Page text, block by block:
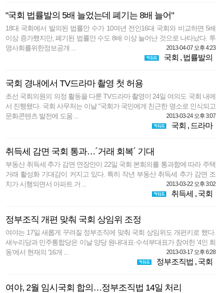
"국회 법률발의 5배 늘었는데 폐기는 8배 늘어"
18대 국회에서 발의된 법률안 수가 10여년 전인16대 국회와 비교하면 5배
이상 증가했지만, 폐기된 법률안 수도 8배 이상 늘어난 것으로 나타났다. 투
명사회를위한정보공개 ...
2013-04-07 오후 4:23
국회 , 법률발의
국회 경내에서 TV드라마 촬영 첫 허용
초선 국회의원의 의정 활동을 다룬 TV드라마 촬영이 24일 여의도 국회 내에
서 진행됐다. 국회 사무처는 이날 "국회가 국민에게 친근한 명소로 인식되고
문화콘텐츠 발전에 도움 ...
2013-03-24 오후 3:07
국회 , 드라마
취득세 감면 국회 통과…´거래 회복´ 기대
부동산 취득세 추가 감면 연장안이 22일 국회 본회의를 통과함에 따라 주택
거래 활성화 기대감이 커지고 있다. 특히 작년 부동산 취득세 추가 감면 조
치가 시행되면서 아파트 거 ...
2013-03-22 오후 3:02
취득세 , 국회
정부조직 개편 맞춰 국회 상임위 조정
여야는 17일 새롭게 꾸려질 정부조직에 맞춰 국회 상임위도 개편키로 했다.
새누리당과 민주통합당은 이날 양당 원내대표·수석부대표가 참여한 '4인 회
동'에서 현재의 '16개 ...
2013-03-17 오후 6:28
정부조직법 , 국회
여야, 2월 임시국회 합의…정부조직법 14일 처리